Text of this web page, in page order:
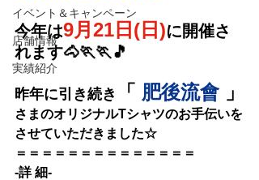
イベント＆キャンペーン
店舗情報
実績紹介
今年は9月21日(日)に開催さ
れます🐴🏃🏃🎵
昨年に引き続き 「 肥後流會 」
さまのオリジナルTシャツのお手伝いを
させていただきました☆
＝＝＝＝＝＝＝＝＝＝＝＝＝＝
-詳 細-